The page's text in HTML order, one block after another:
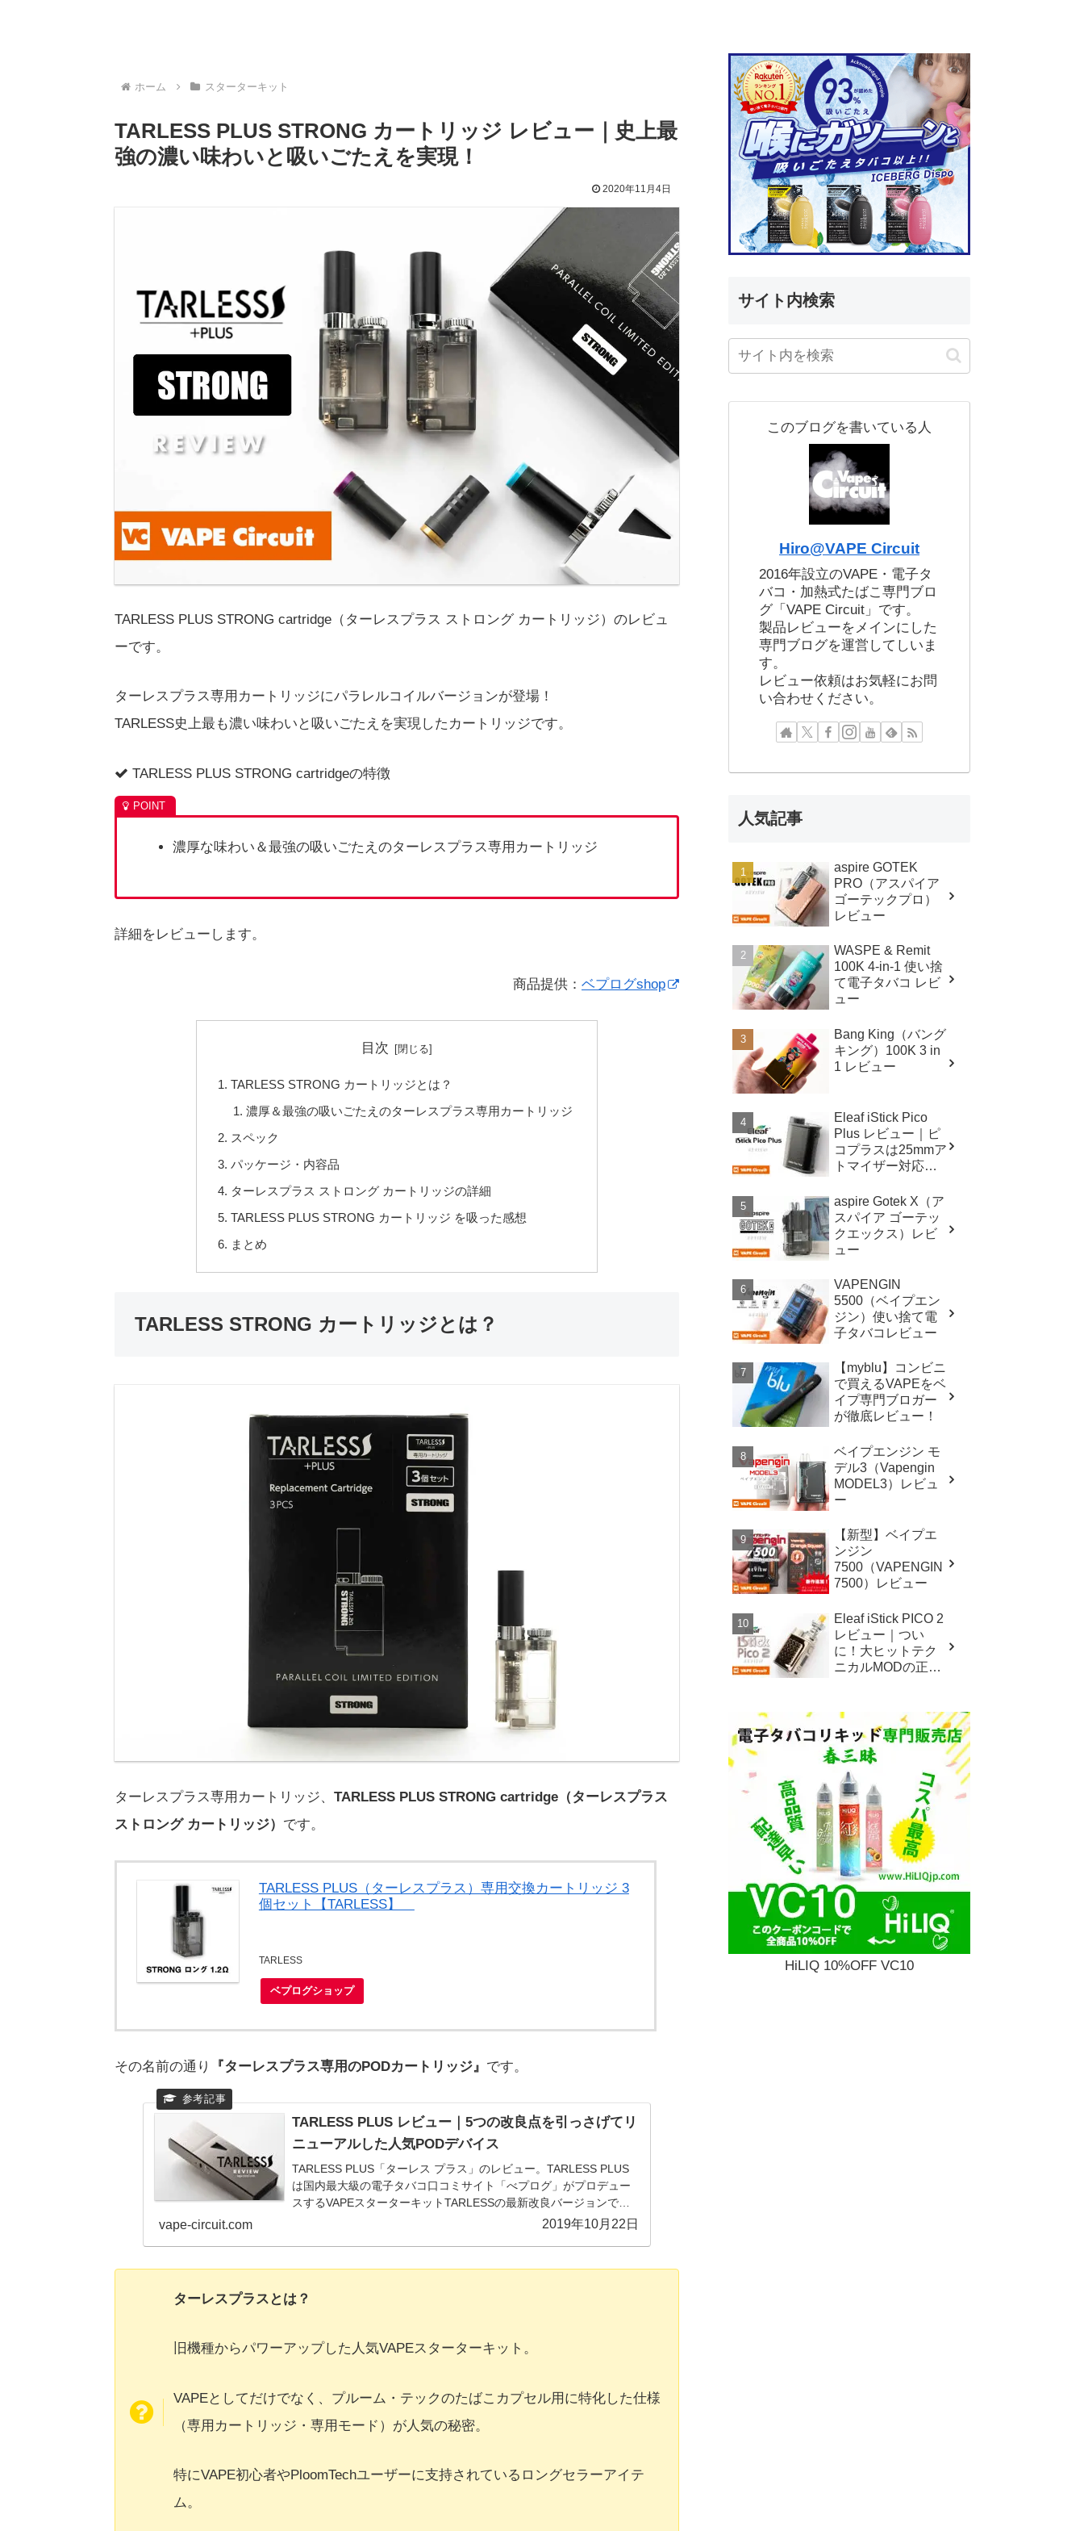
ホーム スターターキット
TARLESS PLUS STRONG カートリッジ レビュー｜史上最
強の濃い味わいと吸いごたえを実現！
2020年11月4日
TARLESS PLUS STRONG cartridge（ターレスプラス ストロング カートリッジ）のレビュ
ーです。
ターレスプラス専用カートリッジにパラレルコイルバージョンが登場！
TARLESS史上最も濃い味わいと吸いごたえを実現したカートリッジです。
TARLESS PLUS STRONG cartridgeの特徴
濃厚な味わい＆最強の吸いごたえのターレスプラス専用カートリッジ
詳細をレビューします。
商品提供： ベプログshop
目次
TARLESS STRONG カートリッジとは？
濃厚＆最強の吸いごたえのターレスプラス専用カートリッジ
スペック
パッケージ・内容品
ターレスプラス ストロング カートリッジの詳細
TARLESS PLUS STRONG カートリッジ を吸った感想
まとめ
TARLESS STRONG カートリッジとは？
ターレスプラス専用カートリッジ、 TARLESS PLUS STRONG cartridge（ターレスプラス
ストロング カートリッジ） です。
TARLESS PLUS（ターレスプラス）専用交換カートリッジ 3
個セット【TARLESS】
TARLESS
ベプログショップ
その名前の通り 『ターレスプラス専用のPODカートリッジ』 です。
TARLESS PLUS レビュー｜5つの改良点を引っさげてリ
ニューアルした人気PODデバイス
TARLESS PLUS「ターレス プラス」のレビュー。TARLESS PLUS
は国内最大級の電子タバコ口コミサイト「べプログ」がプロデュー
スするVAPEスターターキットTARLESSの最新改良バージョンで
vape-circuit.com 2019年10月22日
ターレスプラスとは？
旧機種からパワーアップした人気VAPEスターターキット。
VAPEとしてだけでなく、プルーム・テックのたばこカプセル用に特化した仕様
（専用カートリッジ・専用モード）が人気の秘密。
特にVAPE初心者やPloomTechユーザーに支持されているロングセラーアイテ
ム。
サイト内検索
このブログを書いている人
Hiro@VAPE Circuit
2016年設立のVAPE・電子タ
バコ・加熱式たばこ専門ブロ
グ「VAPE Circuit」です。
製品レビューをメインにした
専門ブログを運営してしいま
す。
レビュー依頼はお気軽にお問
い合わせください。
人気記事
aspire GOTEK
PRO（アスパイア
ゴーテックプロ）
レビュー
WASPE & Remit
100K 4-in-1 使い捨
て電子タバコ レビ
ュー
Bang King（バング
キング）100K 3 in
1 レビュー
Eleaf iStick Pico
Plus レビュー｜ピ
コプラスは25mmア
トマイザー対応！
化！！
aspire Gotek X（ア
スパイア ゴーテッ
クエックス）レビ
ュー
VAPENGIN
5500（ベイプエン
ジン）使い捨て電
子タバコレビュー
【myblu】コンビニ
で買えるVAPEをベ
イプ専門ブロガー
が徹底レビュー！
ベイプエンジン モ
デル3（Vapengin
MODEL3）レビュ
ー
【新型】ベイプエ
ンジン
7500（VAPENGIN
7500）レビュー
Eleaf iStick PICO 2
レビュー｜つい
に！大ヒットテク
ニカルMODの正統
HiLIQ 10%OFF VC10